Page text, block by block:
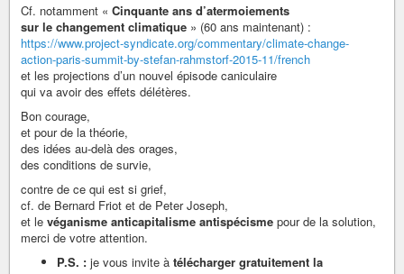
Cf. notamment « Cinquante ans d’atermoiements
sur le changement climatique » (60 ans maintenant) :
https://www.project-syndicate.org/commentary/climate-change-
action-paris-summit-by-stefan-rahmstorf-2015-11/french
et les projections d’un nouvel épisode caniculaire
qui va avoir des effets délétères.
Bon courage,
et pour de la théorie,
des idées au-delà des orages,
des conditions de survie,
contre de ce qui est si grief,
cf. de Bernard Friot et de Peter Joseph,
et le véganisme anticapitalisme antispécisme pour de la solution,
merci de votre attention.
P.S. : je vous invite à télécharger gratuitement la